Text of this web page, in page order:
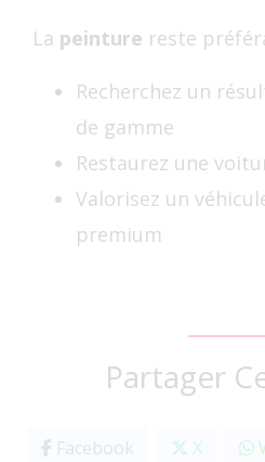
La peinture reste
Recherchez un
de gamme
Restaurez une
Valorisez un
premium
Partager
Facebook X